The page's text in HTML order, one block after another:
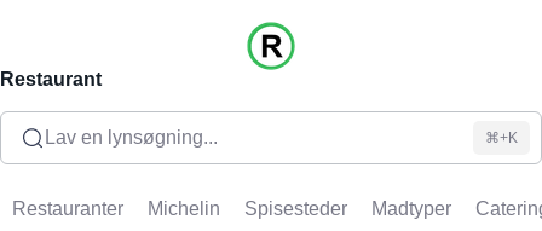
Restaurant
Lav en lynsøgning... ⌘+K
Restauranter Michelin Spisesteder Madtyper